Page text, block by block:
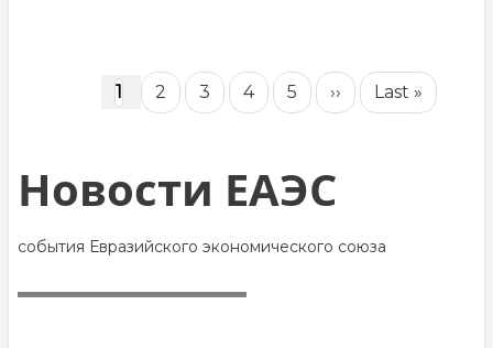
Текущая
страница
1 Page
2 Page
3 Page
4 Page
5
Следующая
страница
››
Последняя
страница
Last »
Новости ЕАЭС
события Евразийского экономического союза